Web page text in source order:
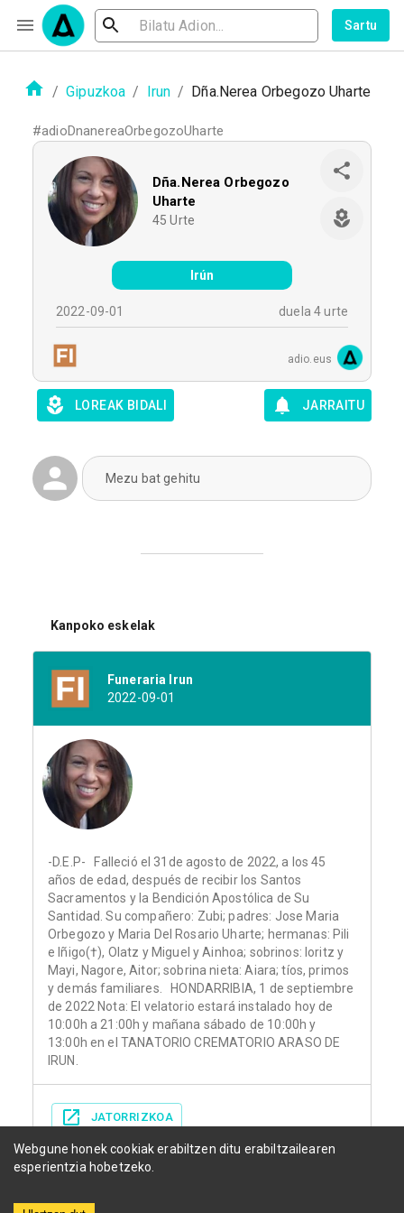
Sartu
/ Gipuzkoa / Irun / Dña.Nerea Orbegozo Uharte
#adioDnanereaOrbegozoUharte
Dña.Nerea Orbegozo
Uharte
45 Urte
Irún
2022-09-01 duela 4 urte
adio.eus
LOREAK BIDALI JARRAITU
Mezu bat gehitu
Kanpoko eskelak
Funeraria Irun
2022-09-01
-D.E.P- Falleció el 31de agosto de 2022, a los 45
años de edad, después de recibir los Santos
Sacramentos y la Bendición Apostólica de Su
Santidad. Su compañero: Zubi; padres: Jose Maria
Orbegozo y Maria Del Rosario Uharte; hermanas: Pili
e Iñigo(†), Olatz y Miguel y Ainhoa; sobrinos: Ioritz y
Mayi, Nagore, Aitor; sobrina nieta: Aiara; tíos, primos
y demás familiares. HONDARRIBIA, 1 de septiembre
de 2022 Nota: El velatorio estará instalado hoy de
10:00h a 21:00h y mañana sábado de 10:00h y
13:00h en el TANATORIO CREMATORIO ARASO DE
IRUN.
JATORRIZKOA
Webgune honek cookiak erabiltzen ditu erabiltzailearen
esperientzia hobetzeko.